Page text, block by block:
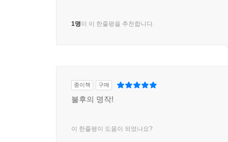
1명이 이 한줄평을 추천합니다.
종이책 구매
불후의 명작!
이 한줄평이 도움이 되었나요?